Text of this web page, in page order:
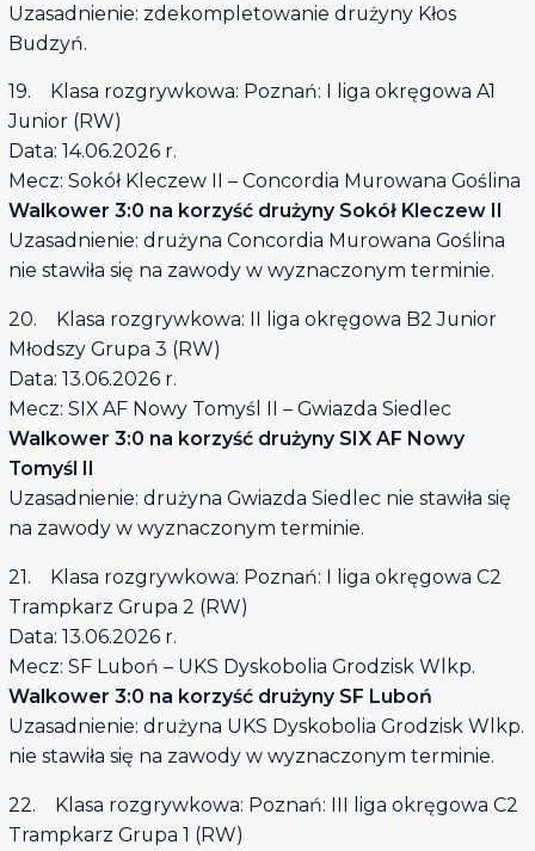
Uzasadnienie: zdekompletowanie drużyny Kłos
Budzyń.
19. Klasa rozgrywkowa: Poznań: I liga okręgowa A1
Junior (RW)
Data: 14.06.2026 r.
Mecz: Sokół Kleczew II – Concordia Murowana Goślina
Walkower 3:0 na korzyść drużyny Sokół Kleczew II
Uzasadnienie: drużyna Concordia Murowana Goślina
nie stawiła się na zawody w wyznaczonym terminie.
20. Klasa rozgrywkowa: II liga okręgowa B2 Junior
Młodszy Grupa 3 (RW)
Data: 13.06.2026 r.
Mecz: SIX AF Nowy Tomyśl II – Gwiazda Siedlec
Walkower 3:0 na korzyść drużyny SIX AF Nowy
Tomyśl II
Uzasadnienie: drużyna Gwiazda Siedlec nie stawiła się
na zawody w wyznaczonym terminie.
21. Klasa rozgrywkowa: Poznań: I liga okręgowa C2
Trampkarz Grupa 2 (RW)
Data: 13.06.2026 r.
Mecz: SF Luboń – UKS Dyskobolia Grodzisk Wlkp.
Walkower 3:0 na korzyść drużyny SF Luboń
Uzasadnienie: drużyna UKS Dyskobolia Grodzisk Wlkp.
nie stawiła się na zawody w wyznaczonym terminie.
22. Klasa rozgrywkowa: Poznań: III liga okręgowa C2
Trampkarz Grupa 1 (RW)